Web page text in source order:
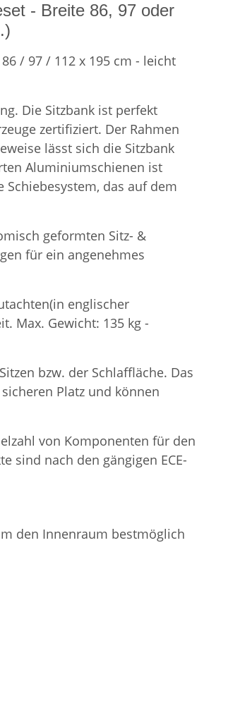
- Breite 86, 97 oder
/ 97 / 112 x 195 cm - leicht
Die Sitzbank ist perfekt
zertifiziert. Der Rahmen
lässt sich die Sitzbank
Aluminiumschienen ist
Schiebesystem, das auf dem
geformten Sitz- &
für ein angenehmes
englischer
Max. Gewicht: 135 kg -
bzw. der Schlaffläche. Das
Platz und können
von Komponenten für den
sind nach den gängigen ECE-
den Innenraum bestmöglich